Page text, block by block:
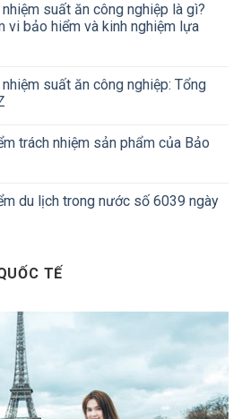
suất ăn công nghiệp là gì?
vi bảo hiểm và kinh nghiệm lựa
suất ăn công nghiệp: Tổng
trách nhiệm sản phẩm của Bảo
du lịch trong nước số 6039 ngày
TẾ